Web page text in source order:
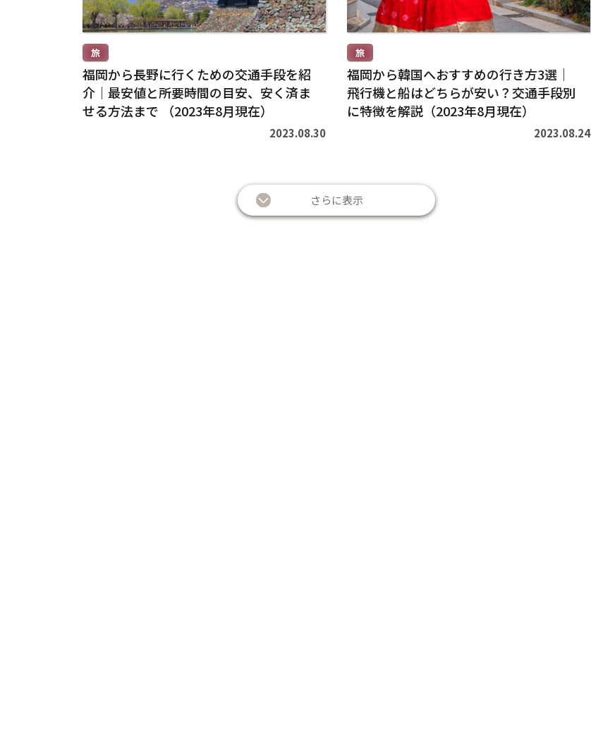
旅
福岡から長野に行くための交通手段を紹
介｜最安値と所要時間の目安、安く済ま
せる方法まで （2023年8月現在）
2023.08.30
旅
福岡から韓国へおすすめの行き方3選｜
飛行機と船はどちらが安い？交通手段別
に特徴を解説（2023年8月現在）
2023.08.24
さらに表示